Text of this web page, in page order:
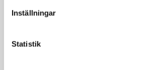
Inställningar
Statistik
skruv